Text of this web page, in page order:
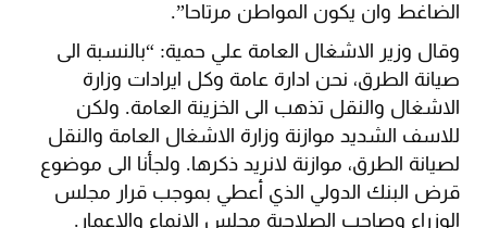
الضاغط وان يكون المواطن مرتاحا”.
وقال وزير الاشغال العامة علي حمية: “بالنسبة الى
صيانة الطرق، نحن ادارة عامة وكل ايرادات وزارة
الاشغال والنقل تذهب الى الخزينة العامة. ولكن
للاسف الشديد موازنة وزارة الاشغال العامة والنقل
لصيانة الطرق، موازنة لانريد ذكرها. ولجأنا الى موضوع
قرض البنك الدولي الذي أعطي بموجب قرار مجلس
الوزراء وصاحب الصلاحية مجلس الانماء والاعمار.